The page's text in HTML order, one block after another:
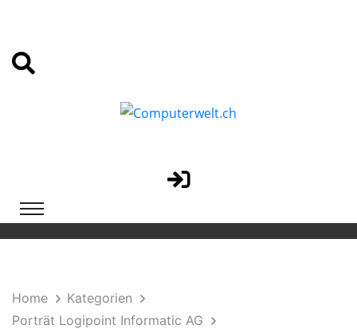
Home
Kategorien
Porträt Logipoint Informatic AG